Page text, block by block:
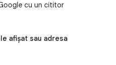
cu un cititor
afișat sau adresa